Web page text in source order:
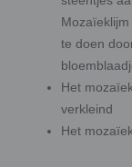
te doen
Het
verkleind
Het